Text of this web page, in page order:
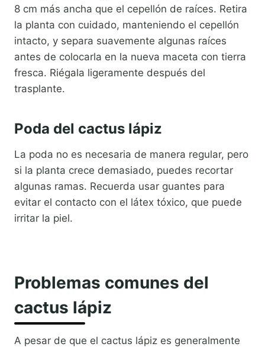
8 cm más ancha que el cepellón de raíces. Retira
la planta con cuidado, manteniendo el cepellón
intacto, y separa suavemente algunas raíces
antes de colocarla en la nueva maceta con tierra
fresca. Riégala ligeramente después del
trasplante.
Poda del cactus lápiz
La poda no es necesaria de manera regular, pero
si la planta crece demasiado, puedes recortar
algunas ramas. Recuerda usar guantes para
evitar el contacto con el látex tóxico, que puede
irritar la piel.
Problemas comunes del
cactus lápiz
A pesar de que el cactus lápiz es generalmente